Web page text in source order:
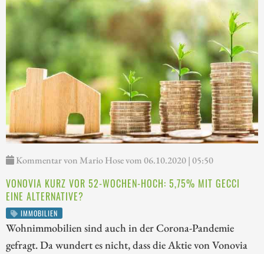
Kommentar von Mario Hose vom 06.10.2020 | 05:50
VONOVIA KURZ VOR 52-WOCHEN-HOCH: 5,75% MIT GECCI
EINE ALTERNATIVE?
IMMOBILIEN
Wohnimmobilien sind auch in der Corona-Pandemie
gefragt. Da wundert es nicht, dass die Aktie von Vonovia